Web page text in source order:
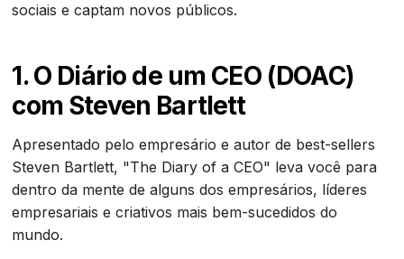
sociais e captam novos públicos.
1. O Diário de um CEO (DOAC)
com Steven Bartlett
Apresentado pelo empresário e autor de best-sellers
Steven Bartlett, "The Diary of a CEO" leva você para
dentro da mente de alguns dos empresários, líderes
empresariais e criativos mais bem-sucedidos do
mundo.